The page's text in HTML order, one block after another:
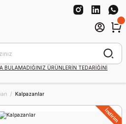
BULAMADIĞINIZ ÜRÜNLERİN TEDARİĞİNİ
Kalpazanlar
İndirim